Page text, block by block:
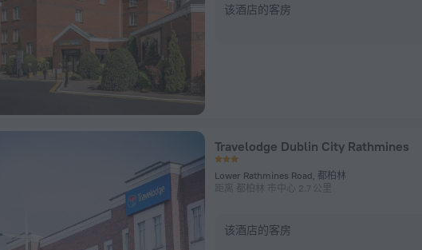
该酒店的客房
Travelodge Dublin City Rathmines
Lower Rathmines Road, 都柏林
距离 都柏林 市中心 2.7 公里
该酒店的客房